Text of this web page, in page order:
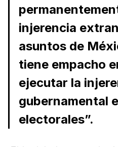
injerencia
asuntos de
tiene empacho
ejecutar la
gubernamental
electorales”.